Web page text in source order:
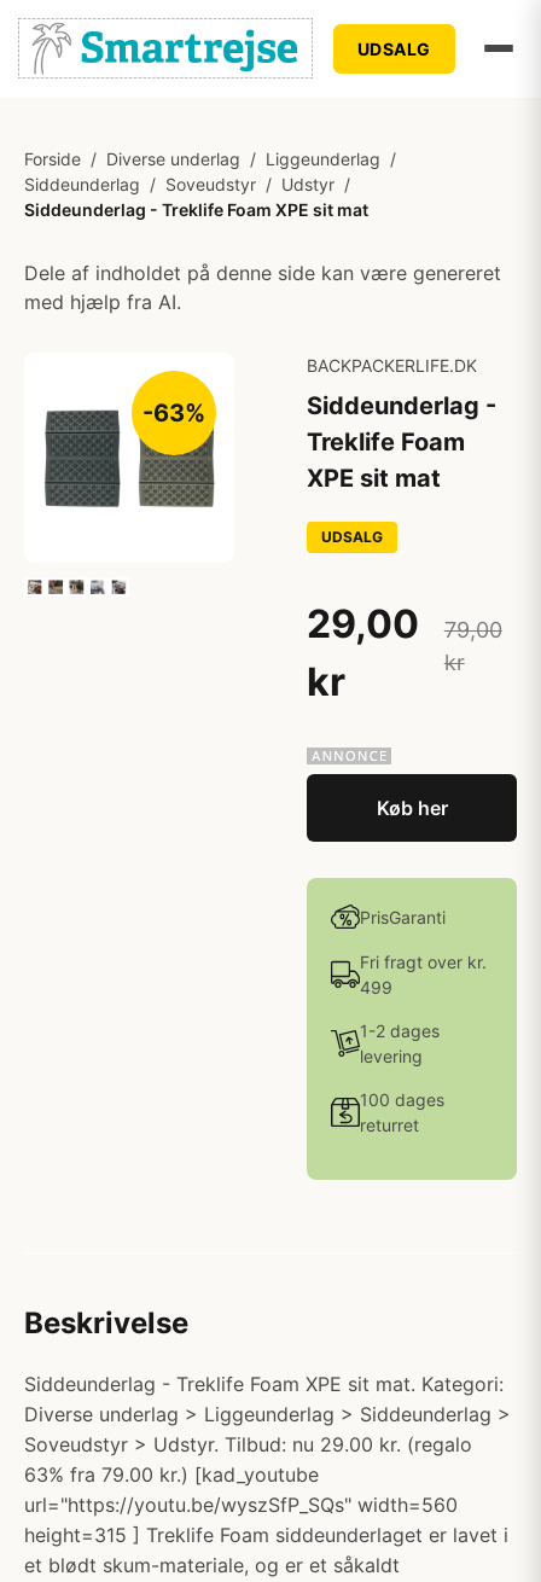
UDSALG
Forside / Diverse underlag / Liggeunderlag /
Siddeunderlag / Soveudstyr / Udstyr /
Siddeunderlag - Treklife Foam XPE sit mat
Dele af indholdet på denne side kan være genereret
med hjælp fra AI.
-63%
BACKPACKERLIFE.DK
Siddeunderlag -
Treklife Foam
XPE sit mat
UDSALG
29,00
kr
79,00
kr
Køb her
PrisGaranti
Fri fragt over kr.
499
1-2 dages
levering
100 dages
returret
Beskrivelse
Siddeunderlag - Treklife Foam XPE sit mat. Kategori:
Diverse underlag > Liggeunderlag > Siddeunderlag >
Soveudstyr > Udstyr. Tilbud: nu 29.00 kr. (regalo
63% fra 79.00 kr.) [kad_youtube
url="https://youtu.be/wyszSfP_SQs" width=560
height=315 ] Treklife Foam siddeunderlaget er lavet i
et blødt skum-materiale, og er et såkaldt